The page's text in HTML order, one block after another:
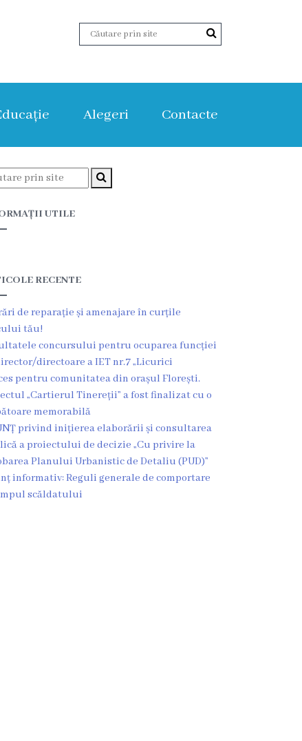
Alegeri Contacte
UTILE
RECENTE
de reparație și amenajare în curțile
tău!
concursului pentru ocuparea funcției
directoare a IET nr.7 „Licurici
pentru comunitatea din orașul Florești.
„Cartierul Tinereții” a fost finalizat cu o
memorabilă
privind inițierea elaborării și consultarea
a proiectului de decizie „Cu privire la
Planului Urbanistic de Detaliu (PUD)”
informativ: Reguli generale de comportare
scăldatului